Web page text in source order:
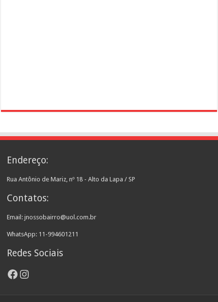
Endereço:
Rua Antônio de Mariz, nº 18 - Alto da Lapa / SP
Contatos:
Email: jnossobairro@uol.com.br
WhatsApp: 11-994601211
Redes Sociais
Facebook
Instagram